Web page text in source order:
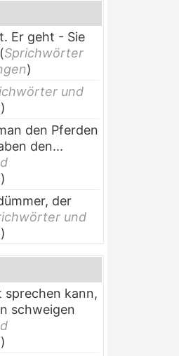
Er geht - Sie
(Sprichwörter
)
und
)
den Pferden
den...
)
der
und
)
sprechen kann,
schweigen
)